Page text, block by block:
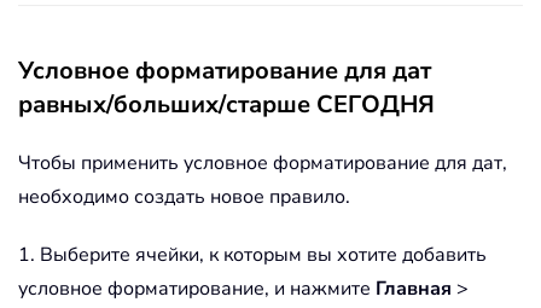
Условное форматирование для дат
равных/больших/старше СЕГОДНЯ
Чтобы применить условное форматирование для дат,
необходимо создать новое правило.
1. Выберите ячейки, к которым вы хотите добавить
условное форматирование, и нажмите Главная >